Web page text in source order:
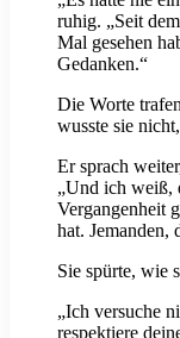
ruhig. „Seit
Mal gesehen
Gedanken.“
Die Worte
wusste sie
Er sprach
„Und ich weiß,
Vergangenheit
hat. Jemanden,
Sie spürte, wie
„Ich versuche
respektiere